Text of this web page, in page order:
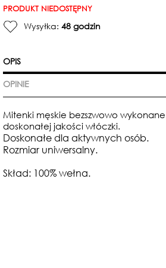
PRODUKT NIEDOSTĘPNY
Wysyłka: 48 godzin
OPIS
OPINIE
Mitenki męskie bezszwowo
doskonałej jakości włóczki.
Doskonałe dla aktywnych osób.
Rozmiar uniwersalny.
Skład: 100% wełna.